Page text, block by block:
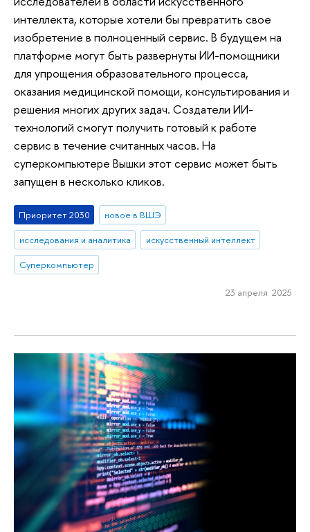
интеллекта, которые хотели бы превратить свое
изобретение в полноценный сервис. В будущем на
платформе могут быть развернуты ИИ-помощники
для упрощения образовательного процесса,
оказания медицинской помощи, консультирования и
решения многих других задач. Создатели ИИ-
технологий смогут получить готовый к работе
сервис в течение считанных часов. На
суперкомпьютере Вышки этот сервис может быть
запущен в несколько кликов.
Приоритет 2030
новое в ВШЭ
исследования и аналитика
искусственный интеллект
Суперкомпьютер
23 апреля 2025